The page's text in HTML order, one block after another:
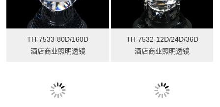
TH-7533-80D/160D
酒店商业照明透镜
TH-7532-12D/24D/36D
酒店商业照明透镜